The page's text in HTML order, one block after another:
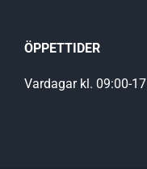
ÖPPETTIDER
Vardagar kl. 09:00-